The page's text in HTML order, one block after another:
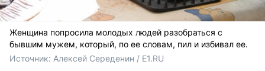
Женщина попросила молодых людей разобраться с
бывшим мужем, который, по ее словам, пил и избивал ее.
Источник: Алексей Середенин / E1.RU